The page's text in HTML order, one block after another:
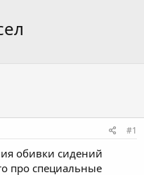
#1
обивки сидений
про специальные